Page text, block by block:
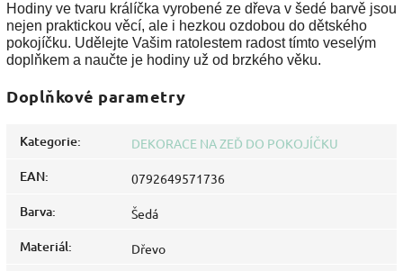
Hodiny ve tvaru králíčka vyrobené ze dřeva v šedé barvě jsou
nejen praktickou věcí, ale i hezkou ozdobou do dětského
pokojíčku. Udělejte Vašim ratolestem radost tímto veselým
doplňkem a naučte je hodiny už od brzkého věku.
Doplňkové parametry
Kategorie: DEKORACE NA ZEĎ DO POKOJÍČKU
EAN: 0792649571736
Barva: Šedá
Materiál: Dřevo